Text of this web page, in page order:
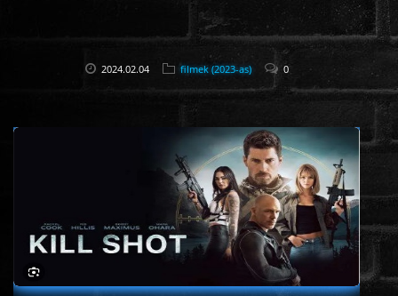
2024.02.04 filmek (2023-as) 0